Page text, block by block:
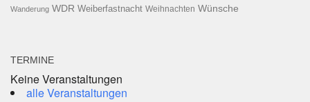
Wanderung WDR Weiberfastnacht Weihnachten Wünsche
TERMINE
Keine Veranstaltungen
alle Veranstaltungen